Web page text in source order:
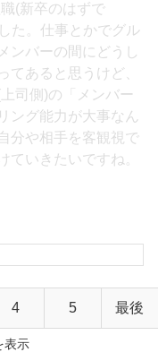
(新卒のはずで
た。仕事とかでグル
ンバーの間にどうし
てあると思うけど、
司側)の「メンバー
ング能力が大事なん
分や相手を客観視で
ていきたいですね。
4 5 最後
表示